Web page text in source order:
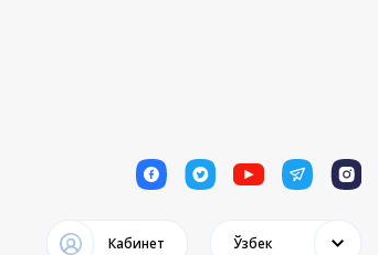
1 1 1 1 1
Кабинет Ўзбек